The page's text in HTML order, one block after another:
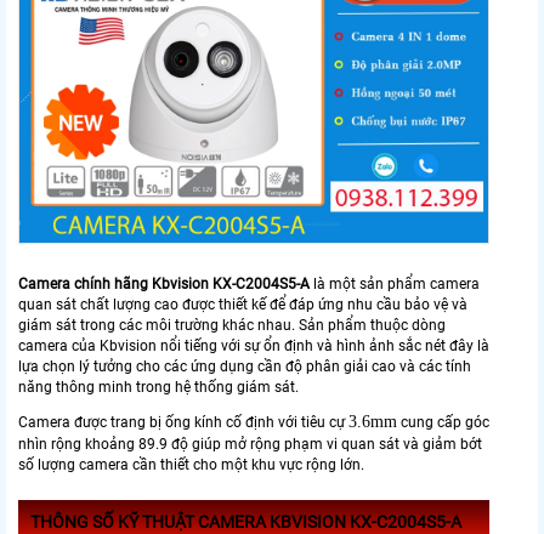
Camera chính hãng Kbvision KX-C2004S5-A là một sản phẩm camera
quan sát chất lượng cao được thiết kế để đáp ứng nhu cầu bảo vệ và
giám sát trong các môi trường khác nhau. Sản phẩm thuộc dòng
camera của Kbvision nổi tiếng với sự ổn định và hình ảnh sắc nét đây là
lựa chọn lý tưởng cho các ứng dụng cần độ phân giải cao và các tính
năng thông minh trong hệ thống giám sát.
Camera được trang bị ống kính cố định với tiêu cự3.6mm cung cấp góc
nhìn rộng khoảng 89.9 độ giúp mở rộng phạm vi quan sát và giảm bớt
số lượng camera cần thiết cho một khu vực rộng lớn.
THÔNG SỐ KỸ THUẬT CAMERA KBVISION KX-C2004S5-A